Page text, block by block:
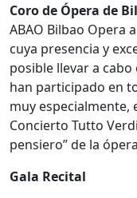
Coro de Ópera de
ABAO Bilbao Opera
cuya presencia y
posible llevar a
han participado en
muy especialmente,
Concierto Tutto
pensiero” de la
Gala Recital